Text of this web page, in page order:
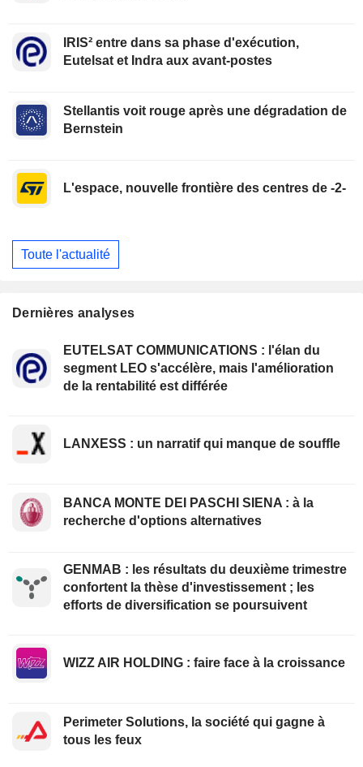
IRIS² entre dans sa phase d'exécution,
Eutelsat et Indra aux avant-postes
Stellantis voit rouge après une dégradation de
Bernstein
L'espace, nouvelle frontière des centres de -2-
Toute l'actualité
Dernières analyses
EUTELSAT COMMUNICATIONS : l'élan du
segment LEO s'accélère, mais l'amélioration
de la rentabilité est différée
LANXESS : un narratif qui manque de souffle
BANCA MONTE DEI PASCHI SIENA : à la
recherche d'options alternatives
GENMAB : les résultats du deuxième trimestre
confortent la thèse d'investissement ; les
efforts de diversification se poursuivent
WIZZ AIR HOLDING : faire face à la croissance
Perimeter Solutions, la société qui gagne à
tous les feux